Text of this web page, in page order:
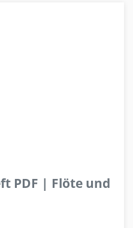
PDF | Flöte und